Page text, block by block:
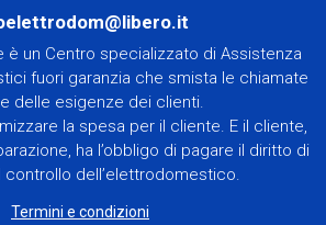
è un Centro specializzato di Assistenza
fuori garanzia che smista le chiamate
delle esigenze dei clienti.
la spesa per il cliente. E il cliente,
ha l’obbligo di pagare il diritto di
controllo dell’elettrodomestico.
Termini e condizioni